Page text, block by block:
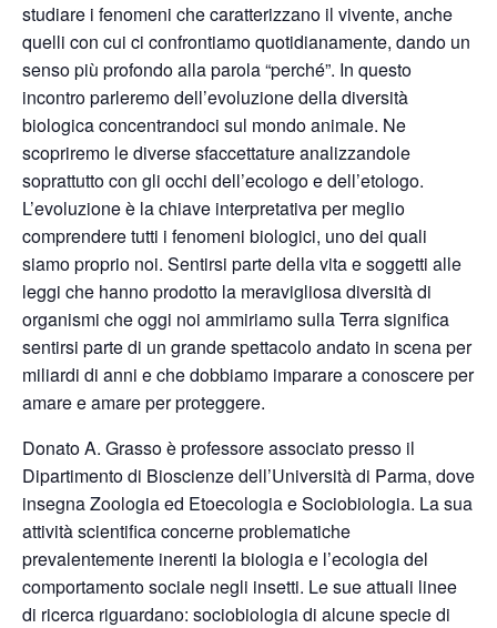
studiare i fenomeni che caratterizzano il vivente, anche
quelli con cui ci confrontiamo quotidianamente, dando un
senso più profondo alla parola “perché”. In questo
incontro parleremo dell’evoluzione della diversità
biologica concentrandoci sul mondo animale. Ne
scopriremo le diverse sfaccettature analizzandole
soprattutto con gli occhi dell’ecologo e dell’etologo.
L’evoluzione è la chiave interpretativa per meglio
comprendere tutti i fenomeni biologici, uno dei quali
siamo proprio noi. Sentirsi parte della vita e soggetti alle
leggi che hanno prodotto la meravigliosa diversità di
organismi che oggi noi ammiriamo sulla Terra significa
sentirsi parte di un grande spettacolo andato in scena per
miliardi di anni e che dobbiamo imparare a conoscere per
amare e amare per proteggere.
Donato A. Grasso è professore associato presso il
Dipartimento di Bioscienze dell’Università di Parma, dove
insegna Zoologia ed Etoecologia e Sociobiologia. La sua
attività scientifica concerne problematiche
prevalentemente inerenti la biologia e l’ecologia del
comportamento sociale negli insetti. Le sue attuali linee
di ricerca riguardano: sociobiologia di alcune specie di